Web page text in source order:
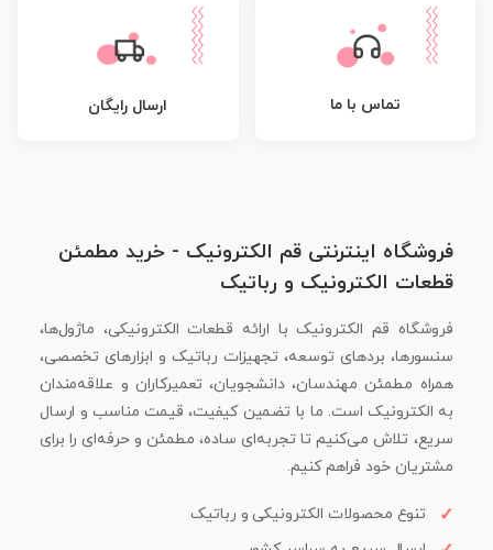
تماس با ما ارسال رایگان
فروشگاه اینترنتی قم الکترونیک - خرید مطمئن
قطعات الکترونیک و رباتیک
فروشگاه قم الکترونیک با ارائه قطعات الکترونیکی، ماژول‌ها،
سنسورها، بردهای توسعه، تجهیزات رباتیک و ابزارهای تخصصی،
همراه مطمئن مهندسان، دانشجویان، تعمیرکاران و علاقه‌مندان
به الکترونیک است. ما با تضمین کیفیت، قیمت مناسب و ارسال
سریع، تلاش می‌کنیم تا تجربه‌ای ساده، مطمئن و حرفه‌ای را برای
مشتریان خود فراهم کنیم.
تنوع محصولات الکترونیکی و رباتیک